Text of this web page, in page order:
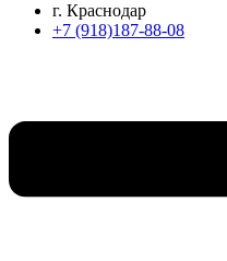
г. Краснодар
+7 (918)187-88-08